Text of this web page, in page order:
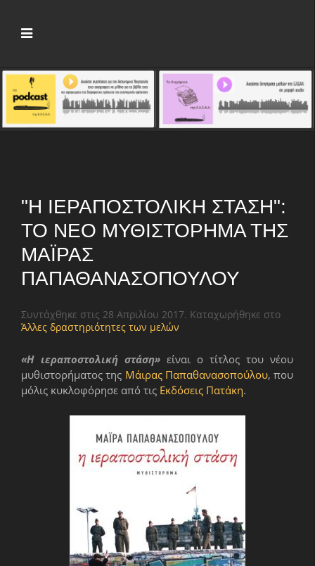
"Η ΙΕΡΑΠΟΣΤΟΛΙΚΉ ΣΤΆΣΗ":
ΤΟ ΝΈΟ ΜΥΘΙΣΤΌΡΗΜΑ ΤΗΣ
ΜΆΙΡΑΣ
ΠΑΠΑΘΑΝΑΣΟΠΟΎΛΟΥ
Συντάχθηκε στις 28 Απριλίου 2017. Καταχωρήθηκε στο
Άλλες δραστηριότητες των μελών
«Η ιεραποστολική στάση» είναι ο τίτλος του νέου
μυθιστορήματος της Μάιρας Παπαθανασοπούλου, που
μόλις κυκλοφόρησε από τις Εκδόσεις Πατάκη.